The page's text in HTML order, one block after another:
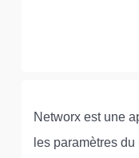
Networx est une
les paramètres